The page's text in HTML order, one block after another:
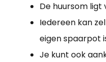
De huursom ligt
Iedereen kan
eigen spaarpot
Je kunt ook